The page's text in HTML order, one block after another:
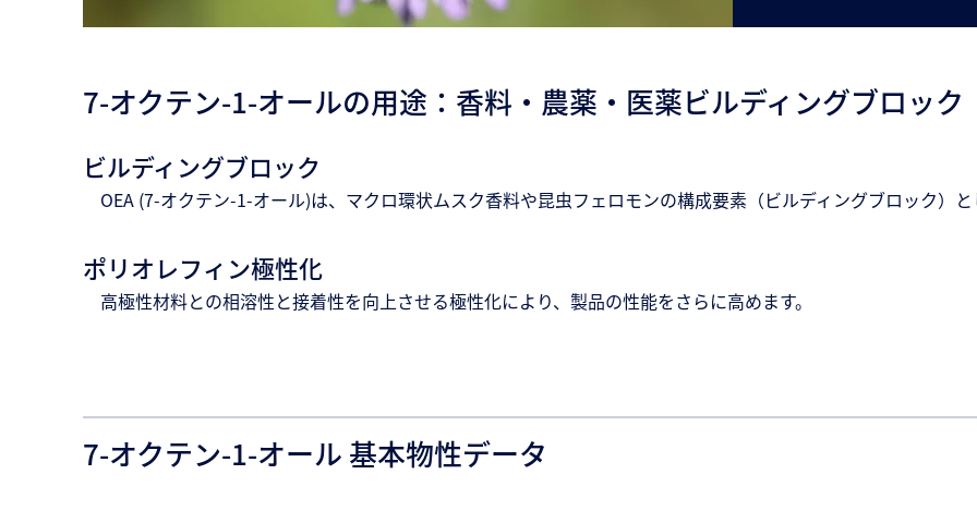
7-オクテン-1-オールの用途：香料・農薬・医薬ビルディングブロック
ビルディングブロック
OEA (7-オクテン-1-オール)は、マクロ環状ムスク香料や昆虫フェロモンの構成要素（ビルディングブロック）と
ポリオレフィン極性化
高極性材料との相溶性と接着性を向上させる極性化により、製品の性能をさらに高めます。
7-オクテン-1-オール 基本物性データ